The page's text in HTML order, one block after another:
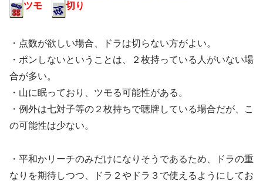
ツモ 切り
・点数が欲しい場合、ドラは切らない方がよい。
・ポンしないということは、２枚持っている人がいない場
合が多い。
・山に眠っており、ツモる可能性がある。
・例外は七対子等の２枚持ちで聴牌している場合だが、こ
の可能性は少ない。
・平和かリーチのみだけになりそうであるため、ドラの重
なりを期待しつつ、ドラ２やドラ３で使えるようにしてお